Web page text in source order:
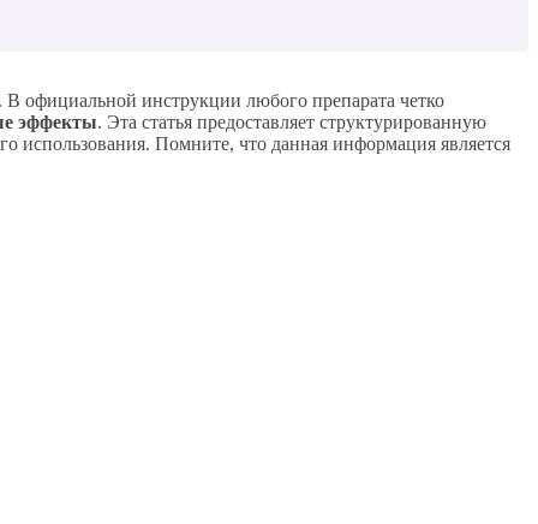
В официальной инструкции любого препарата четко
эффекты. Эта статья предоставляет структурированную
использования. Помните, что данная информация является